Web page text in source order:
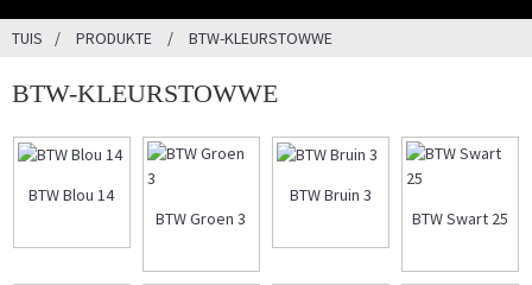
TUIS PRODUKTE BTW-KLEURSTOWWE
BTW-KLEURSTOWWE
BTW Blou 14
BTW Groen 3
BTW Bruin 3
BTW Swart 25